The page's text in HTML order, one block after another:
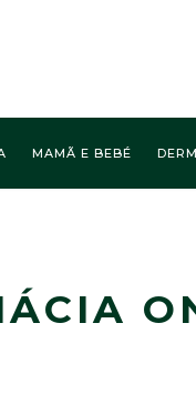
MAMÃ E BEBÉ